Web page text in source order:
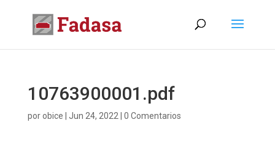
10763900001.pdf
porobice Jun 24, 2022 0 Comentarios